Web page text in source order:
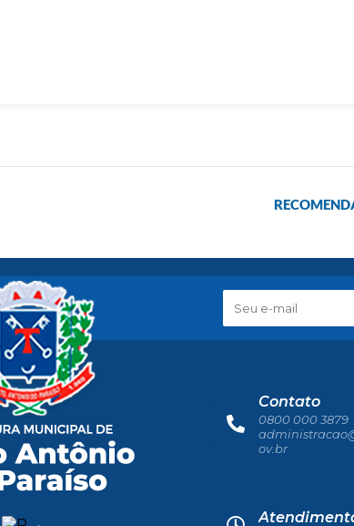
Contato
0800 000 3879
ov.br